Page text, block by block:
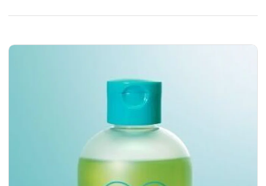
MAGAZINE
Log in or Sign up
SPUR読者のためのメンバーシッププログラム
便利な機能と特典を無料で楽し